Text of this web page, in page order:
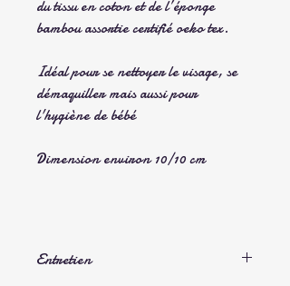
du tissu en coton et de l’éponge
bambou assortie certifié oeko tex.
Idéal pour se nettoyer le visage, se
démaquiller mais aussi pour
l'hygiène de bébé
Dimension environ 10/10 cm
Entretien